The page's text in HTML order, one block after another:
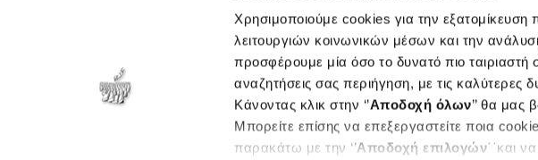
Χρησιμοποιούμε cookies για την
λειτουργιών κοινωνικών μέσων και την
προσφέρουμε μία όσο το δυνατό πιο ταιριαστή
αναζητήσεις σας περιήγηση, με τις καλύτερες
Κάνοντας κλικ στην ‘’Αποδοχή όλων’’ θα μας
Μπορείτε επίσης να επεξεργαστείτε ποια
παρακάτω με την ‘’Αποδοχή επιλογών΄΄και